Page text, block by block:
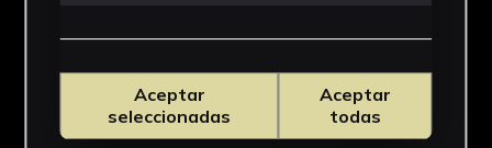
Aceptar
seleccionadas
Aceptar
todas